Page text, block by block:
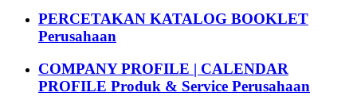
PERCETAKAN KATALOG BOOKLET
Perusahaan
COMPANY PROFILE | CALENDAR
PROFILE Produk & Service Perusahaan